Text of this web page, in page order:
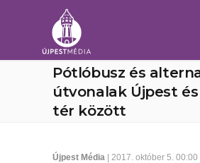
Pótlóbusz és
útvonalak Újpest
tér között
Újpest Média | 2017. október 5. 00:00